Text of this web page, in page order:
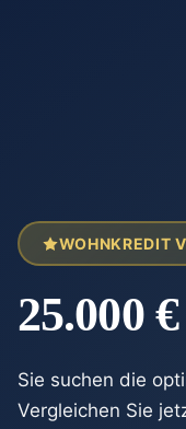
WOHNKREDIT
25.000
Sie suchen die
Vergleichen Sie